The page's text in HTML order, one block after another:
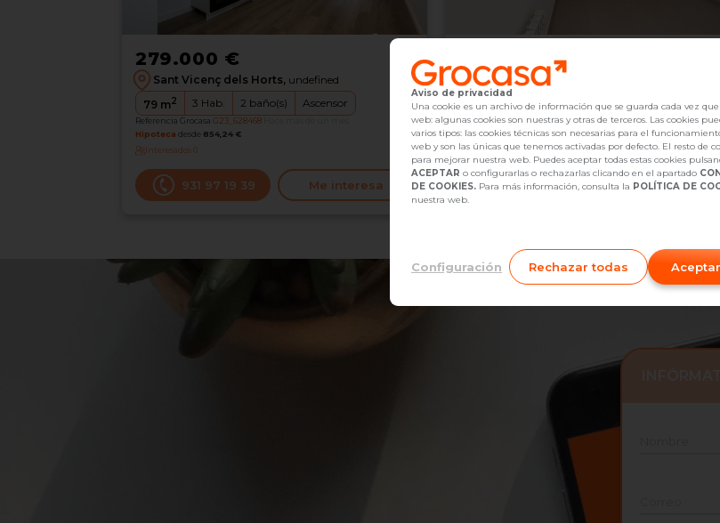
279.000 €
Sant Vicenç dels Horts, undefined
79 m2 3 Hab. 2 baño(s) Ascensor
Referencia Grocasa G23_628468
Hipoteca desde 854,24 €
Interesados0
931 97 19 39 Me interesa
315.000 €
Sant Vicenç dels Horts,
104m 2 3Hab. 2baño(s) Ascensor
Referencia GrocasaG23_627579Hace más de un mes
Hipotecadesde963,58 €
Interesados0
931 97 19 39 Me interesa
Aviso de privacidad
Una cookie es un archivo de información que se guarda cada vez
web: algunas cookies son nuestras y otras de terceros. Las cookies
varios tipos: las cookies técnicas son necesarias para el
web y son las únicas que tenemos activadas por defecto. El resto de
para mejorar nuestra web. Puedes aceptar todas estas cookies
ACEPTAR o configurarlas o rechazarlas clicando en el apartado
DE COOKIES. Para más información, consulta la POLÍTICA DE
nuestra web.
Configuración Rechazar todas